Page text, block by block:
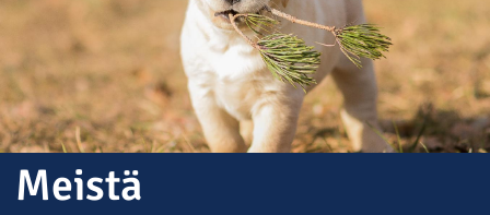
Meistä